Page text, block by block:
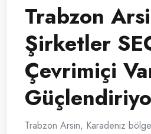
Trabzon
Şirketler
Çevrimiçi
Trabzon Arsin, Karadeniz